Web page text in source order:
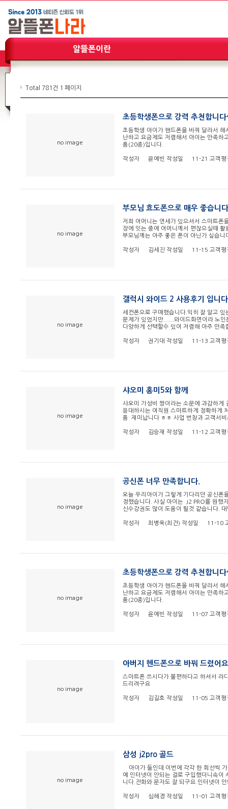
Total 781건 1 페이지
no image
초등학생폰으로 강력 추천합니
초등학생 아이가 핸드폰을 바꿔 달라서
난하고 요금제도 저렴해서 아이는 만족
품(20종)입니다.​​
작성자 윤예빈 작성일 11-21 고객평
no image
부모님 효도폰으로 매우 좋습니
저희 어머니는 연세가 있으셔서 스마트폰
장에 잇는 중에 어머니께서 편찮으실때
부모님께는 아주 좋은 폰이 아닌가 싶
작성자 김세진 작성일 11-15 고객평
no image
갤럭시 와이드 2 사용후기 입니
세컨폰으로 구매했습니다.익히 잘 알고
문제가 있었지만.......와이드화면이라 노
다양하게 선택할수 있어 저렴해 아주 만
작성자 권기대 작성일 11-13 고객평
no image
샤오미 홍미5와 함께
샤오미 가성비 짱이라는 소문에 과감하게
응대하시는 여직원 스마트하게 정확하게
품 재미납니다 ㅎㅎ 사업 번창과 고객서
작성자 김승재 작성일 11-12 고객평
no image
공신폰 너무 만족합니다.
오늘 우리아이가 그렇게 기다리던 공신폰
정했습니다. 사실 아이는 J2 PRO를 원했
신수강권도 많이 도움이 될것 같습니다.
작성자 최병욱(최건) 작성일 11-10
no image
초등학생폰으로 강력 추천합니
초등학생 아이가 핸드폰을 바꿔 달라서
난하고 요금제도 저렴해서 아이는 만족
품(20종)입니다.
작성자 윤예빈 작성일 11-07 고객평
no image
아버지 헨드폰으로 바꿔 드렸어요
스마트폰 쓰시다가 불편하다고 하셔서
드리려구요
작성자 김길호 작성일 11-05 고객평
no image
삼성 j2pro 골드
아이가 둘인데 이번에 각각 한 회선씩
예 인터넷이 안되는 걸로 구입했더니속이
니다.전화와 문자도 잘 되구요.인터넷이
작성자 심혜경 작성일 11-01 고객평